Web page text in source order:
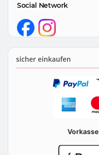
Social Network
sicher einkaufen
Vorkasse